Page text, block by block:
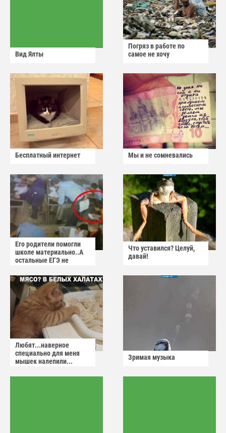
Вид Ялты
Погряз в работе по
самое не хочу
Бесплатный интернет Мы и не сомневались
Его родители помогли
школе материально..А
остальные ЕГЭ не
Что уставился? Целуй,
давай!
Любят...наверное
специально для меня
мышек налепили...
Зримая музыка